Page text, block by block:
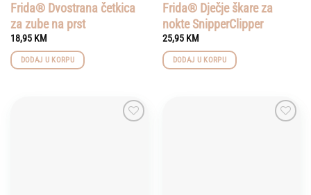
Frida® Dvostrana četkica
za zube na prst
18,95 KM
DODAJ U KORPU
Frida® Dječje škare za
nokte SnipperClipper
25,95 KM
DODAJ U KORPU